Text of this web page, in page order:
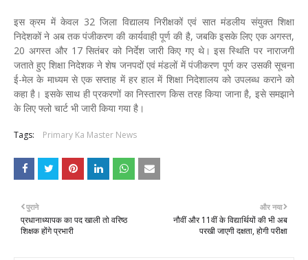
इस क्रम में केवल 32 जिला विद्यालय निरीक्षकों एवं सात मंडलीय संयुक्त शिक्षा
निदेशकों ने अब तक पंजीकरण की कार्यवाही पूर्ण की है, जबकि इसके लिए एक अगस्त,
20 अगस्त और 17 सितंबर को निर्देश जारी किए गए थे। इस स्थिति पर नाराजगी
जताते हुए शिक्षा निदेशक ने शेष जनपदों एवं मंडलों में पंजीकरण पूर्ण कर उसकी सूचना
ई-मेल के माध्यम से एक सप्ताह में हर हाल में शिक्षा निदेशालय को उपलब्ध कराने को
कहा है। इसके साथ ही प्रकरणों का निस्तारण किस तरह किया जाना है, इसे समझाने
के लिए फ्लो चार्ट भी जारी किया गया है।
Tags: Primary Ka Master News
और नया
नौवीं और 11वीं के विद्यार्थियों की भी अब
परखी जाएगी दक्षता, होगी परीक्षा
पुराने
प्रधानाध्यापक का पद खाली तो वरिष्ठ
शिक्षक होंगे प्रभारी